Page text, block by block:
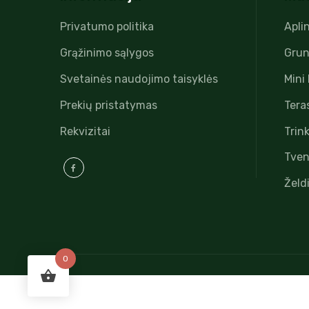
Privatumo politika
Grąžinimo sąlygos
Svetainės naudojimo taisyklės
Prekių pristatymas
Rekvizitai
Mini
0